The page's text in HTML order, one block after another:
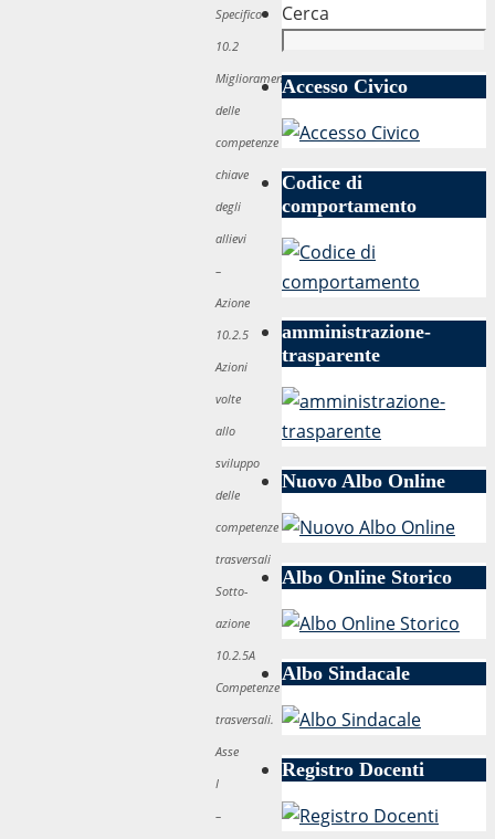
Specifico
10.2
Miglioramento
delle
competenze
chiave
degli
allievi
–
Azione
10.2.5
Azioni
volte
allo
sviluppo
delle
competenze
trasversali
Sotto-
azione
10.2.5A
Competenze
trasversali.
Asse
I
–
Cerca
Accesso Civico
Codice di
comportamento
amministrazione-
trasparente
Nuovo Albo Online
Albo Online Storico
Albo Sindacale
Registro Docenti